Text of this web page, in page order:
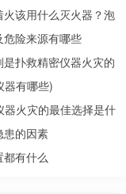
待在哪些平台。
玩法或者机制，
比如说直接奖励现
但是有一点很重
该用什么灭火器？泡
险来源有哪些
扑救精密仪器火灾的
器有哪些)
火灾的最佳选择是什
患的因素
有什么